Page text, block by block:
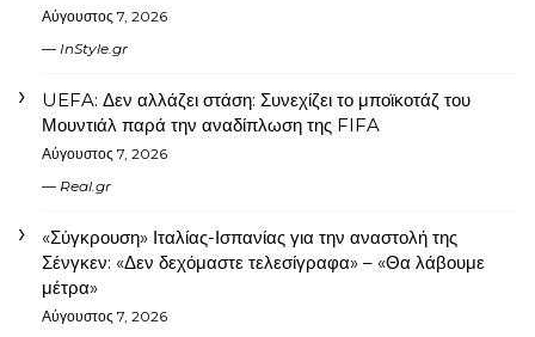
Αύγουστος 7, 2026
InStyle.gr
UEFA: Δεν αλλάζει στάση: Συνεχίζει το μποϊκοτάζ του
Μουντιάλ παρά την αναδίπλωση της FIFA
Αύγουστος 7, 2026
Real.gr
«Σύγκρουση» Ιταλίας-Ισπανίας για την αναστολή της
Σένγκεν: «Δεν δεχόμαστε τελεσίγραφα» – «Θα λάβουμε
μέτρα»
Αύγουστος 7, 2026